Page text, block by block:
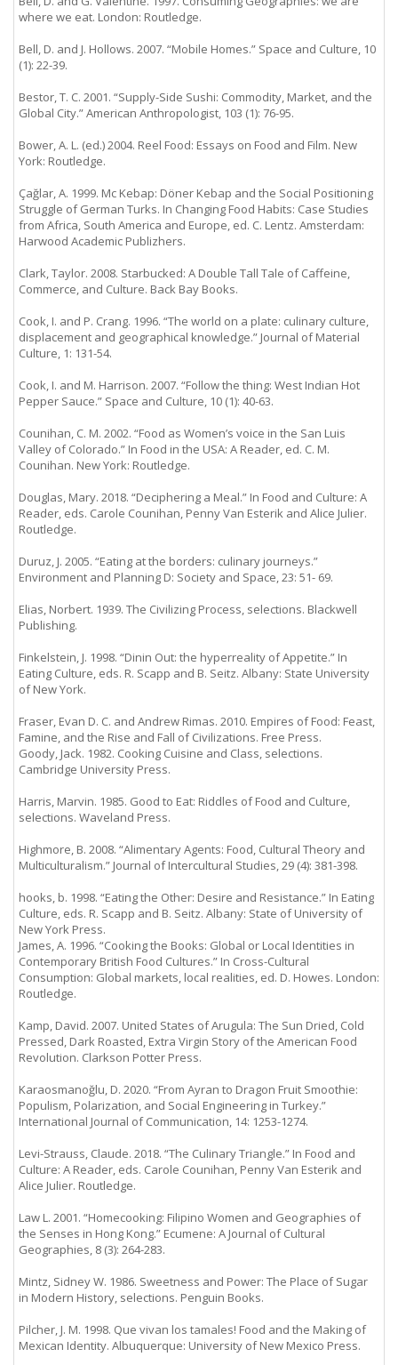
where we eat. London: Routledge.
Bell, D. and J. Hollows. 2007. “Mobile Homes.” Space and Culture, 10
(1): 22-39.
Bestor, T. C. 2001. “Supply-Side Sushi: Commodity, Market, and the
Global City.” American Anthropologist, 103 (1): 76-95.
Bower, A. L. (ed.) 2004. Reel Food: Essays on Food and Film. New
York: Routledge.
Çağlar, A. 1999. Mc Kebap: Döner Kebap and the Social Positioning
Struggle of German Turks. In Changing Food Habits: Case Studies
from Africa, South America and Europe, ed. C. Lentz. Amsterdam:
Harwood Academic Publizhers.
Clark, Taylor. 2008. Starbucked: A Double Tall Tale of Caffeine,
Commerce, and Culture. Back Bay Books.
Cook, I. and P. Crang. 1996. “The world on a plate: culinary culture,
displacement and geographical knowledge.” Journal of Material
Culture, 1: 131-54.
Cook, I. and M. Harrison. 2007. “Follow the thing: West Indian Hot
Pepper Sauce.” Space and Culture, 10 (1): 40-63.
Counihan, C. M. 2002. “Food as Women’s voice in the San Luis
Valley of Colorado.” In Food in the USA: A Reader, ed. C. M.
Counihan. New York: Routledge.
Douglas, Mary. 2018. “Deciphering a Meal.” In Food and Culture: A
Reader, eds. Carole Counihan, Penny Van Esterik and Alice Julier.
Routledge.
Duruz, J. 2005. “Eating at the borders: culinary journeys.”
Environment and Planning D: Society and Space, 23: 51- 69.
Elias, Norbert. 1939. The Civilizing Process, selections. Blackwell
Publishing.
Finkelstein, J. 1998. “Dinin Out: the hyperreality of Appetite.” In
Eating Culture, eds. R. Scapp and B. Seitz. Albany: State University
of New York.
Fraser, Evan D. C. and Andrew Rimas. 2010. Empires of Food: Feast,
Famine, and the Rise and Fall of Civilizations. Free Press.
Goody, Jack. 1982. Cooking Cuisine and Class, selections.
Cambridge University Press.
Harris, Marvin. 1985. Good to Eat: Riddles of Food and Culture,
selections. Waveland Press.
Highmore, B. 2008. “Alimentary Agents: Food, Cultural Theory and
Multiculturalism.” Journal of Intercultural Studies, 29 (4): 381-398.
hooks, b. 1998. “Eating the Other: Desire and Resistance.” In Eating
Culture, eds. R. Scapp and B. Seitz. Albany: State of University of
New York Press.
James, A. 1996. “Cooking the Books: Global or Local Identities in
Contemporary British Food Cultures.” In Cross-Cultural
Consumption: Global markets, local realities, ed. D. Howes. London:
Routledge.
Kamp, David. 2007. United States of Arugula: The Sun Dried, Cold
Pressed, Dark Roasted, Extra Virgin Story of the American Food
Revolution. Clarkson Potter Press.
Karaosmanoğlu, D. 2020. “From Ayran to Dragon Fruit Smoothie:
Populism, Polarization, and Social Engineering in Turkey.”
International Journal of Communication, 14: 1253-1274.
Levi-Strauss, Claude. 2018. “The Culinary Triangle.” In Food and
Culture: A Reader, eds. Carole Counihan, Penny Van Esterik and
Alice Julier. Routledge.
Law L. 2001. “Homecooking: Filipino Women and Geographies of
the Senses in Hong Kong.” Ecumene: A Journal of Cultural
Geographies, 8 (3): 264-283.
Mintz, Sidney W. 1986. Sweetness and Power: The Place of Sugar
in Modern History, selections. Penguin Books.
Pilcher, J. M. 1998. Que vivan los tamales! Food and the Making of
Mexican Identity. Albuquerque: University of New Mexico Press.